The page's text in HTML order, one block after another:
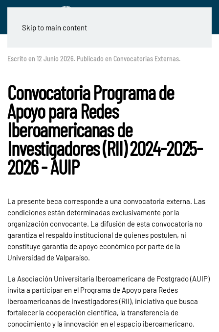
Skip to main content
Escrito en 12 Junio 2026. Publicado en Convocatorias Externas.
Convocatoria Programa de
Apoyo para Redes
Iberoamericanas de
Investigadores (RII) 2024-2025-
2026 - AUIP
La presente beca corresponde a una convocatoria externa. Las
condiciones están determinadas exclusivamente por la
organización convocante. La difusión de esta convocatoria no
garantiza el respaldo institucional de quienes postulen, ni
constituye garantía de apoyo económico por parte de la
Universidad de Valparaíso.
La Asociación Universitaria Iberoamericana de Postgrado (AUIP)
invita a participar en el Programa de Apoyo para Redes
Iberoamericanas de Investigadores (RII), iniciativa que busca
fortalecer la cooperación científica, la transferencia de
conocimiento y la innovación en el espacio iberoamericano.